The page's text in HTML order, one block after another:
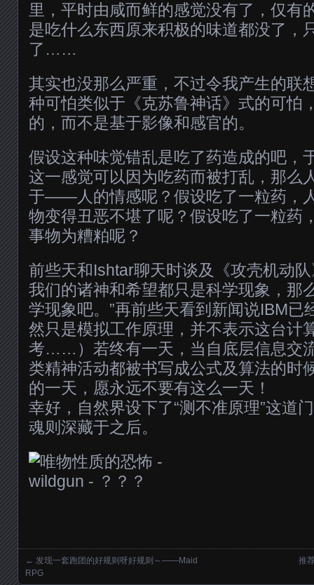
里，平时由咸而鲜的感觉没有了，仅
是吃什么东西原来积极的味道都没了，
了……
其实也没那么严重，不过令我产生的联
种可怕类似于《克苏鲁神话》式的可怕
的，而不是基于影像和感官的。
假设这种味觉错乱是吃了药造成的吧，
这一感觉可以因为吃药而被打乱，那么
于——人的情感呢？假设吃了一粒药，
物变得丑恶不堪了呢？假设吃了一粒药
事物为糟粕呢？
前些天和Ishtar聊天时谈及《攻壳机动
我们的诸神和希望都只是科学现象，那
学现象吧。”再前些天看到新闻说IBM已
然只是模拟工作原理，并不表示这台计
考……）若终有一天，当自底层信息交
类精神活动都被书写成公式及算法的时
的一天，愿永远不要有这么一天！
幸好，自然界设下了“测不准原理”这道
魂则深藏于之后。
Posts navigation
← 发现一套跑团的好规则呀好规则～——Maid
RPG
推